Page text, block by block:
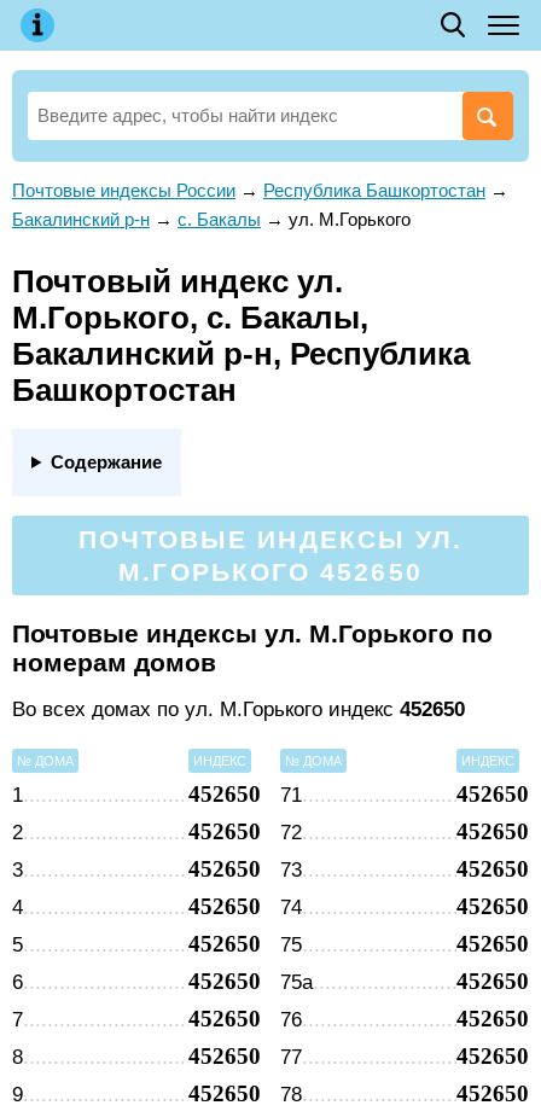
Почтовые индексы России → Республика Башкортостан →
Бакалинский р-н → с. Бакалы → ул. М.Горького
Почтовый индекс ул.
М.Горького, с. Бакалы,
Бакалинский р-н, Республика
Башкортостан
Содержание
ПОЧТОВЫЕ ИНДЕКСЫ УЛ.
М.ГОРЬКОГО 452650
Почтовые индексы ул. М.Горького по
номерам домов
Во всех домах по ул. М.Горького индекс 452650
№ ДОМА ИНДЕКС
1 452650
2 452650
3 452650
4 452650
5 452650
6 452650
7 452650
8 452650
9 452650
№ ДОМА ИНДЕКС
71 452650
72 452650
73 452650
74 452650
75 452650
75а 452650
76 452650
77 452650
78 452650